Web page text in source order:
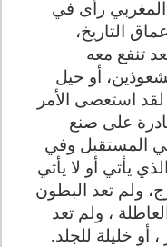
رأى في
التاريخ،
تنفع معه
أو حيل
لقد استعصى الأمر
على صنع
المستقبل وفي
يأتي أو لا يأتي
ولم تعد البطون
، ولم تعد
أو خليلة للجلد.